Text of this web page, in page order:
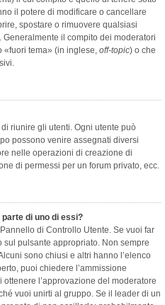
il potere di modificare o cancellare
spostare o rimuovere qualsiasi
il compito dei moderatori
«fuori tema» (in inglese, off-topic) o che
riunire gli utenti. Ogni utente può
possono venire assegnati diversi
nelle operazioni di creazione di
di permessi per un forum privato, ecc.
di uno di essi?
di Controllo Utente. Se vuoi far
pulsante appropriato. Non sempre
sono chiusi e altri hanno l’elenco
puoi chiedere l’ammissione
l’approvazione del moderatore
vuoi unirti al gruppo. Se il leader di un